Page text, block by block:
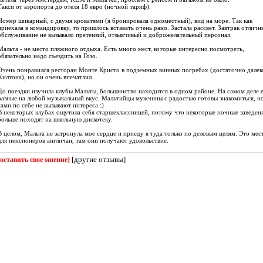
от аэропорта до отеля 18 евро (ночной тариф).
шикарный, с двумя кроватями (я бронировала одноместный), вид на море. Так как
в командировку, то пришлось вставать очень рано. Застала рассвет. Завтрак
не вызывало претензий, отзывчивый и доброжелательный персонал.
- не место пляжного отдыха. Есть много мест, которые интересно посмотреть,
надо съездить на Гозо.
понравился ресторан Монте Кристо в подземных винных погребах (достаточно
но он очень впечатлил.
поездки изучила клубы Мальты, большинство находится в одном районе. На самом деле
на любой музыкальный вкус. Мальтийцы мужчины с радостью готовы знакомиться,
по себе не вызывают интереса :)
некоторых клубах ощутила себя старшеклассницей, потому что некоторые ночные
походят на школьную дискотеку.
целом, Мальта не затронула мое сердце и приеду я туда только по деловым целям. Это
пенсионеров англичан, там они получают удовольствие.
свое мнение] [другие отзывы]